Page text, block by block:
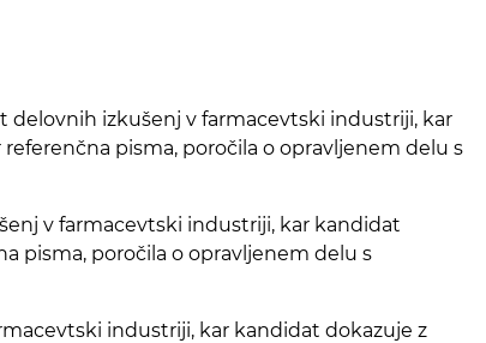
delovnih izkušenj v farmacevtski industriji, kar
pisma, poročila o opravljenem delu s
v farmacevtski industriji, kar kandidat
pisma, poročila o opravljenem delu s
industriji, kar kandidat dokazuje z